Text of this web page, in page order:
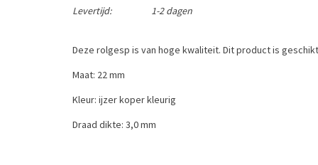
Levertijd:
1-2 dagen
Deze rolgesp is van hoge kwaliteit. Dit product is
Maat: 22 mm
Kleur: ijzer koper kleurig
Draad dikte: 3,0 mm